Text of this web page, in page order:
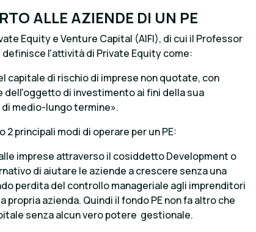
ALLE AZIENDE DI UN PE
Equity e Venture Capital (AIFI), di cui il Professor
l'attività di Private Equity come:
capitale di rischio di imprese non quotate, con
dell'oggetto di investimento ai fini della sua
medio-lungo termine».
principali modi di operare per un PE:
imprese attraverso il cosiddetto Development o
di aiutare le aziende a crescere senza una
perdita del controllo manageriale agli imprenditori
propria azienda. Quindi il fondo PE non fa altro che
senza alcun vero potere gestionale.